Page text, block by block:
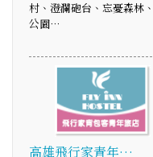
村、澄瀾砲台、忘憂森林
公園…
高雄飛行家青年…